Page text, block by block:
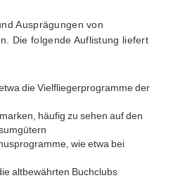
Ausprägungen von
Die folgende Auflistung liefert
die Vielfliegerprogramme der
häufig zu sehen auf den
wie etwa bei
altbewährten Buchclubs